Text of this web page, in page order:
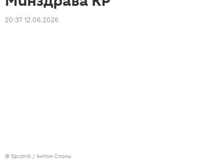
20:37 12.06.2026
© Sputnik / Антон Слонь